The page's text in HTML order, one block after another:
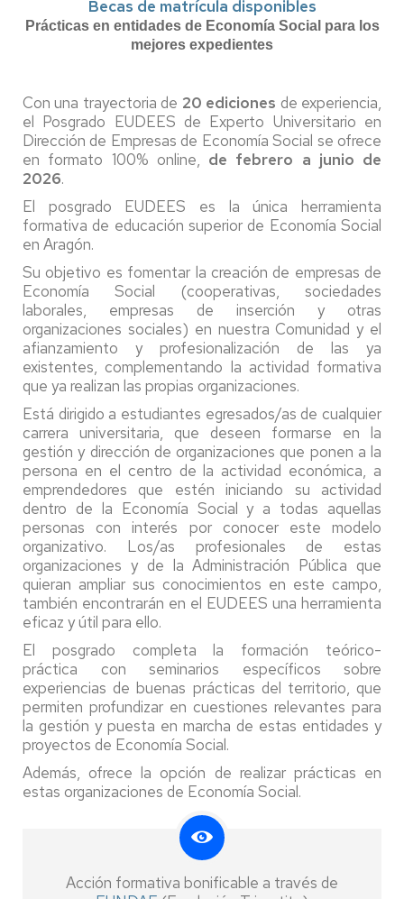
Becas de matrícula disponibles
Prácticas en entidades de Economía Social para los
mejores expedientes
Con una trayectoria de 20 ediciones de experiencia,
el Posgrado EUDEES de Experto Universitario en
Dirección de Empresas de Economía Social se ofrece
en formato 100% online, de febrero a junio de
2026.
El posgrado EUDEES es la única herramienta
formativa de educación superior de Economía Social
en Aragón.
Su objetivo es fomentar la creación de empresas de
Economía Social (cooperativas, sociedades
laborales, empresas de inserción y otras
organizaciones sociales) en nuestra Comunidad y el
afianzamiento y profesionalización de las ya
existentes, complementando la actividad formativa
que ya realizan las propias organizaciones.
Está dirigido a estudiantes egresados/as de cualquier
carrera universitaria, que deseen formarse en la
gestión y dirección de organizaciones que ponen a la
persona en el centro de la actividad económica, a
emprendedores que estén iniciando su actividad
dentro de la Economía Social y a todas aquellas
personas con interés por conocer este modelo
organizativo. Los/as profesionales de estas
organizaciones y de la Administración Pública que
quieran ampliar sus conocimientos en este campo,
también encontrarán en el EUDEES una herramienta
eficaz y útil para ello.
El posgrado completa la formación teórico-
práctica con seminarios específicos sobre
experiencias de buenas prácticas del territorio, que
permiten profundizar en cuestiones relevantes para
la gestión y puesta en marcha de estas entidades y
proyectos de Economía Social.
Además, ofrece la opción de realizar prácticas en
estas organizaciones de Economía Social.
Acción formativa bonificable a través de